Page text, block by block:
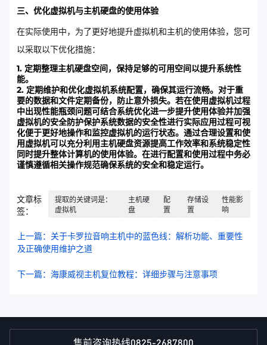
三、优化虚拟机与主机硬盘的使用体验
在实际使用中，为了更好地提升虚拟机和主机的使用体验，您可
以采取以下优化措施：
1. 定期整理主机硬盘空间，保持足够的可用空间以提升系统性
能。
2. 定期维护和优化虚拟机系统配置，确保其运行流畅。对于重
要的数据和文件定期备份，防止意外损失。若在使用虚拟机过程
中出现性能瓶颈问题可结合系统优化进一步提升使用体验并加强
虚拟机的安全防护保护系统数据的安全性进行实际应用过程可视
化便于更好地操作和监控虚拟机的运行状态。通过合理设置和使
用虚拟机可以充分利用主机硬盘资源提高工作效率和系统稳定性
同时提升整体计算机的使用体验。在进行配置和使用过程中务必
谨慎遵循相关操作规范确保系统的安全和稳定运行。
文章标
签：
提取的关键词是：
虚拟机
主机硬
盘
配
置
存储设
置
性能影
响
上一篇：关于卡罗拉音响主机中的蓝色线：解析功能、重要性
及正确使用维护之道
下一篇：海康威视主机复位教程：详细步骤与注意事项
0825-2687800